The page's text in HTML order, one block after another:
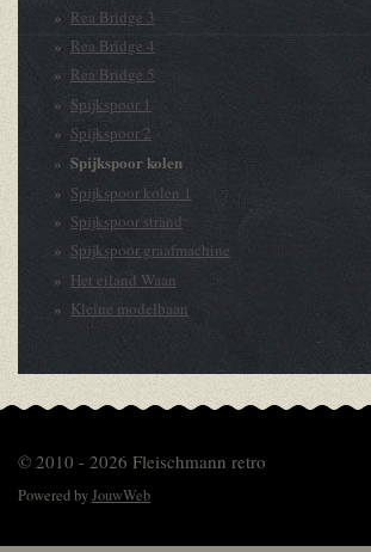
Rea Bridge 3
Rea Bridge 4
Rea Bridge 5
Spijkspoor 1
Spijkspoor 2
Spijkspoor kolen
Spijkspoor kolen 1
Spijkspoor strand
Spijkspoor graafmachine
Het eiland Waan
Kleine modelbaan
© 2010 - 2026 Fleischmann retro
Powered byJouwWeb